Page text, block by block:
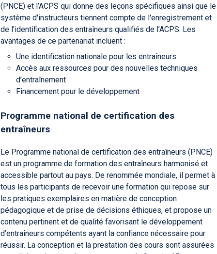
(PNCE) et l’ACPS qui donne des leçons spécifiques ainsi que le
système d'instructeurs tiennent compte de l'enregistrement et
de l'identification des entraîneurs qualifiés de l’ACPS. Les
avantages de ce partenariat incluent :
Une identification nationale pour les entraîneurs
Accès aux ressources pour des nouvelles techniques
d’entraînement
Financement pour le développement
Programme national de certification des
entraîneurs
Le Programme national de certification des entraîneurs (PNCE)
est un programme de formation des entraîneurs harmonisé et
accessible partout au pays. De renommée mondiale, il permet à
tous les participants de recevoir une formation qui repose sur
les pratiques exemplaires en matière de conception
pédagogique et de prise de décisions éthiques, et propose un
contenu pertinent et de qualité favorisant le développement
d’entraîneurs compétents ayant la confiance nécessaire pour
réussir. La conception et la prestation des cours sont assurées